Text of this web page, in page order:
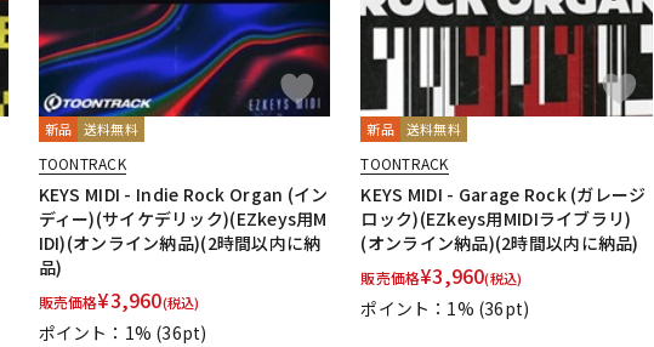
新品 送料無料
TOONTRACK
KEYS MIDI - Indie Rock Organ (イン
ディー)(サイケデリック)(EZkeys用M
IDI)(オンライン納品)(2時間以内に納
品)
販売価格¥3,960(税込)
ポイント：1% (36pt)
新品 送料無料
TOONTRACK
KEYS MIDI - Garage Rock (ガレージ
ロック)(EZkeys用MIDIライブラリ)
(オンライン納品)(2時間以内に納品)
販売価格¥3,960(税込)
ポイント：1% (36pt)